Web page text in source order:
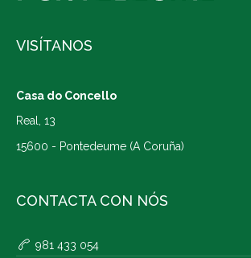
VISÍTANOS
Casa do Concello
Real, 13
15600 - Pontedeume (A Coruña)
CONTACTA CON NÓS
981 433 054